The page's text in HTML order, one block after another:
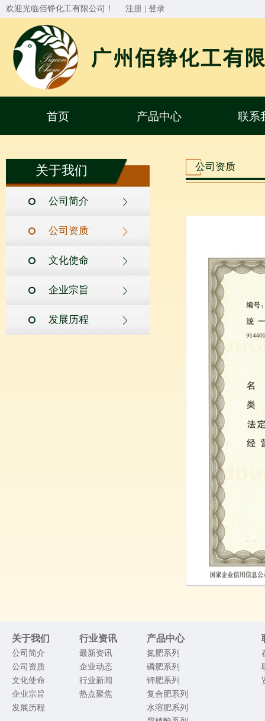
欢迎光临佰铮化工有限公司！ 注册 登录
首页 产品中心 联系
关于我们
公司简介
公司资质
文化使命
企业宗旨
发展历程
公司资质
关于我们
公司简介
公司资质
文化使命
企业宗旨
发展历程
行业资讯
最新资讯
企业动态
行业新闻
热点聚焦
产品中心
氮肥系列
磷肥系列
钾肥系列
复合肥系列
水溶肥系列